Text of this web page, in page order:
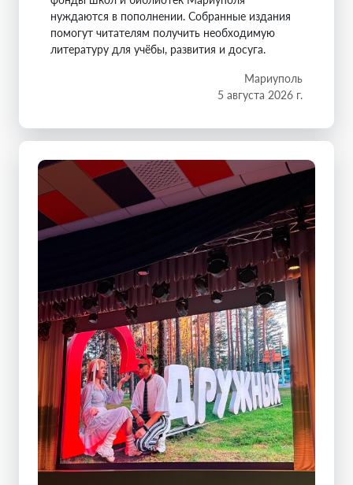
нуждаются в пополнении. Собранные издания
помогут читателям получить необходимую
литературу для учёбы, развития и досуга.
Мариуполь
5 августа 2026 г.